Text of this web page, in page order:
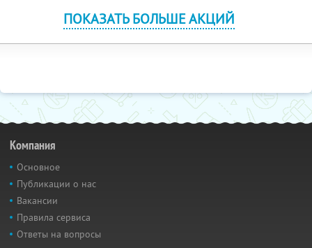
ПОКАЗАТЬ БОЛЬШЕ АКЦИЙ
Компания
Основное
Публикации о нас
Вакансии
Правила сервиса
Ответы на вопросы